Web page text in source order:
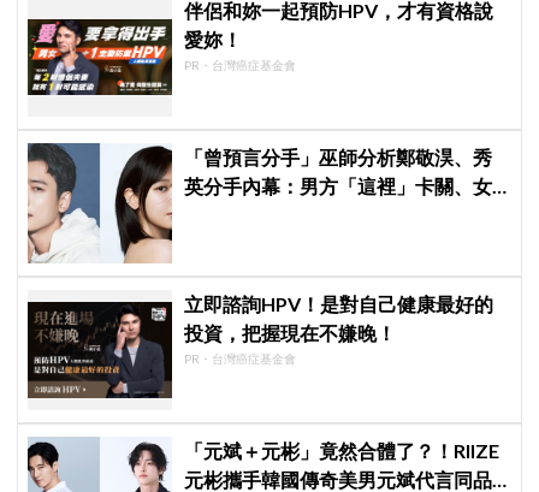
伴侶和妳一起預防HPV，才有資格說
愛妳！
PR・台灣癌症基金會
「曾預言分手」巫師分析鄭敬淏、秀
英分手內幕：男方「這裡」卡關、女
立即諮詢HPV！是對自己健康最好的
投資，把握現在不嫌晚！
PR・台灣癌症基金會
「元斌＋元彬」竟然合體了？！RIIZE
元彬攜手韓國傳奇美男元斌代言同品